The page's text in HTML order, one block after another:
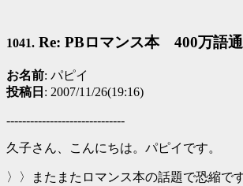
1041. Re: PBロマンス本 400万語
お名前: パピイ
投稿日 : 2007/11/26(19:16)
------------------------------
久子さん、こんにちは。パピイです。
〉〉またまたロマンス本の話題で恐縮で